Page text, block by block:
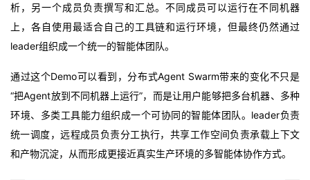
析，另一个成员负责撰写和汇总。不同成员可以运行在不同机器
上，各自使用最适合自己的工具链和运行环境，但最终仍然通过
leader组织成一个统一的智能体团队。
通过这个Demo可以看到，分布式Agent Swarm带来的变化不只是
“把Agent放到不同机器上运行”，而是让用户能够把多台机器、多种
环境、多类工具能力组织成一个可协同的智能体团队。leader负责
统一调度，远程成员负责分工执行，共享工作空间负责承载上下文
和产物沉淀，从而形成更接近真实生产环境的多智能体协作方式。